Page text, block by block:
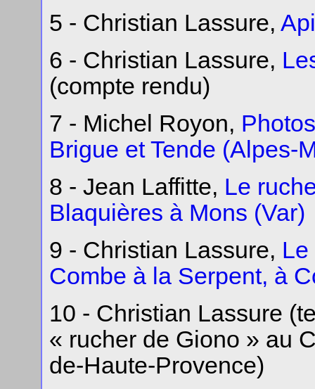
5 - Christian Lassure,
6 - Christian Lassure,
(compte rendu)
7 - Michel Royon,
Brigue et Tende (Alpes-
8 - Jean Laffitte, Le
Blaquières à Mons (Var)
9 - Christian Lassure, Le
Combe à la Serpent, à
10 - Christian Lassure
« rucher de Giono » au
de-Haute-Provence)